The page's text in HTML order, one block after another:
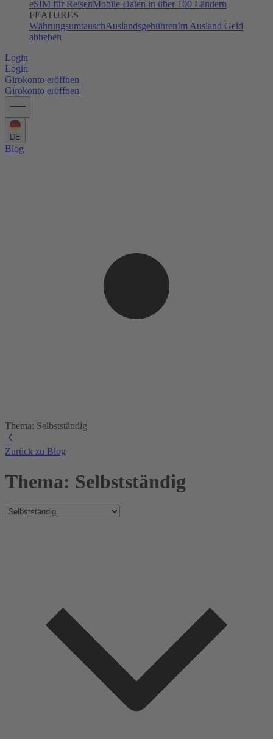
eSIM für ReisenMobile Daten in über 100 Ländern
FEATURES
WährungsumtauschAuslandsgebührenIm Ausland Geld
abheben
Login
Login
Girokonto eröffnen
Girokonto eröffnen
DE
Blog
Thema: Selbstständig
Zurück zu Blog
Thema: Selbstständig